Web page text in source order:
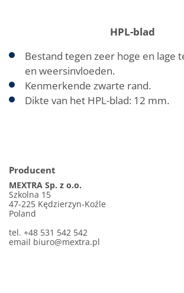
HPL-blad
Bestand tegen zeer hoge en lage
en weersinvloeden.
Kenmerkende zwarte rand.
Dikte van het HPL-blad: 12 mm.
Producent
MEXTRA Sp. z o.o.
Szkolna 15
47-225 Kędzierzyn-Koźle
Poland
tel. +48 531 542 542
email biuro@mextra.pl